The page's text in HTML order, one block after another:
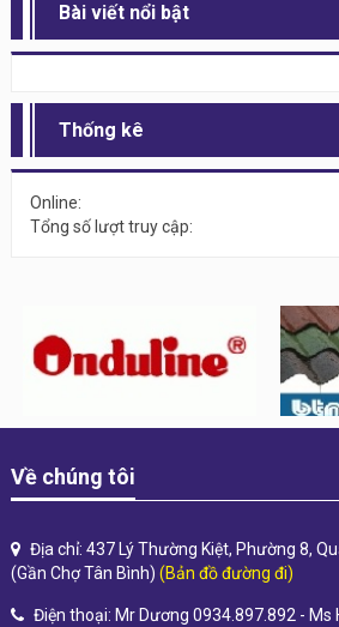
Bài viết nổi bật
Thống kê
Online:
Tổng số lượt truy cập:
Về chúng tôi
Địa chỉ: 437 Lý Thường Kiệt, Phường 8,
(Gần Chợ Tân Bình) (Bản đồ đường đi)
Điện thoại: Mr Dương 0934.897.892 - Ms